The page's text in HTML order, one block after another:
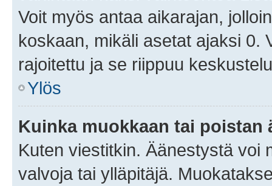
Voit myös antaa aikarajan,
koskaan, mikäli asetat ajaksi 0.
rajoitettu ja se riippuu
Ylös
Kuinka muokkaan tai poistan
Kuten viestitkin. Äänestystä voi
valvoja tai ylläpitäjä.